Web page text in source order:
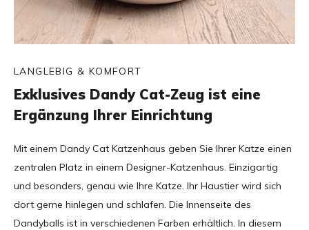
LANGLEBIG & KOMFORT
Exklusives Dandy Cat-Zeug ist eine
Ergänzung Ihrer Einrichtung
Mit einem Dandy Cat Katzenhaus geben Sie Ihrer Katze einen
zentralen Platz in einem Designer-Katzenhaus. Einzigartig
und besonders, genau wie Ihre Katze. Ihr Haustier wird sich
dort gerne hinlegen und schlafen. Die Innenseite des
Dandyballs ist in verschiedenen Farben erhältlich. In diesem